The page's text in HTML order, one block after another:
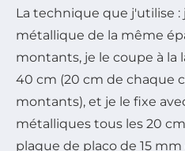
La technique que j'utilise :
métallique de la même
montants, je le coupe à la
40 cm (20 cm de chaque
montants), et je le fixe
métalliques tous les 20
plaque de placo de 15